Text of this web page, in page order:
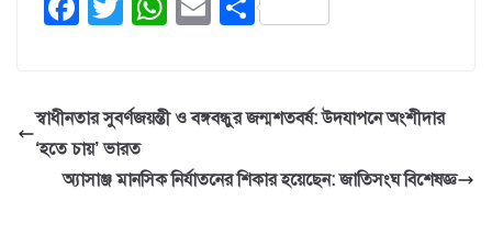
e
b
o
er s
p
e
স্বাধীনতার সুবর্ণজয়ন্তী ও বঙ্গবন্ধুর জন্মশতবর্ষ: উদযাপনে অংশীদার
‘হতে চায়’ ভারত
অ্যাসাঞ্জ মানসিক নির্যাতনের শিকার হয়েছেন: জাতিসংঘ বিশেষজ্ঞ